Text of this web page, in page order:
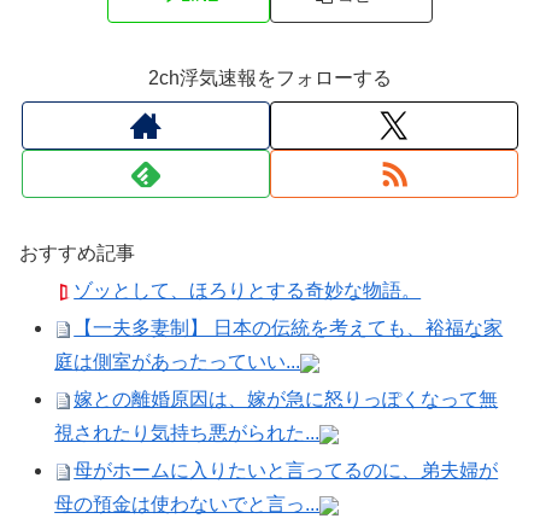
2ch浮気速報をフォローする
おすすめ記事
ゾッとして、ほろりとする奇妙な物語。
【一夫多妻制】 日本の伝統を考えても、裕福な家
庭は側室があったっていい...
嫁との離婚原因は、嫁が急に怒りっぽくなって無
視されたり気持ち悪がられた...
母がホームに入りたいと言ってるのに、弟夫婦が
母の預金は使わないでと言っ...